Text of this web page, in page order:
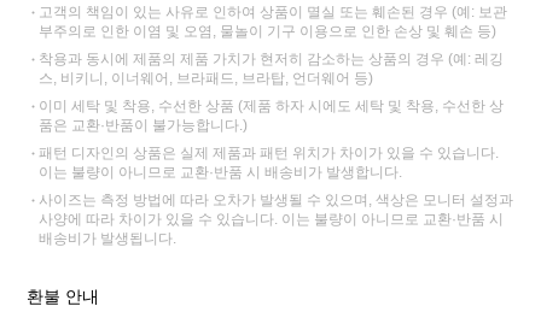
고객의 책임이 있는 사유로 인하여 상품이 멸실 또는 훼손된 경우 (예: 보관
부주의로 인한 이염 및 오염, 물놀이 기구 이용으로 인한 손상 및 훼손 등)
착용과 동시에 제품의 제품 가치가 현저히 감소하는 상품의 경우 (예: 레깅
스, 비키니, 이너웨어, 브라패드, 브라탑, 언더웨어 등)
이미 세탁 및 착용, 수선한 상품 (제품 하자 시에도 세탁 및 착용, 수선한 상
품은 교환·반품이 불가능합니다.)
패턴 디자인의 상품은 실제 제품과 패턴 위치가 차이가 있을 수 있습니다.
이는 불량이 아니므로 교환·반품 시 배송비가 발생합니다.
사이즈는 측정 방법에 따라 오차가 발생될 수 있으며, 색상은 모니터 설정과
사양에 따라 차이가 있을 수 있습니다. 이는 불량이 아니므로 교환·반품 시
배송비가 발생됩니다.
환불 안내